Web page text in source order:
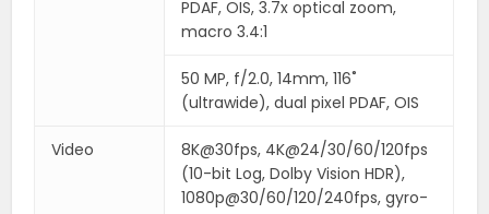
PDAF, OIS, 3.7x optical zoom,
macro 3.4:1
50 MP, f/2.0, 14mm, 116˚
(ultrawide), dual pixel PDAF, OIS
Video
8K@30fps, 4K@24/30/60/120fps
(10-bit Log, Dolby Vision HDR),
1080p@30/60/120/240fps, gyro-